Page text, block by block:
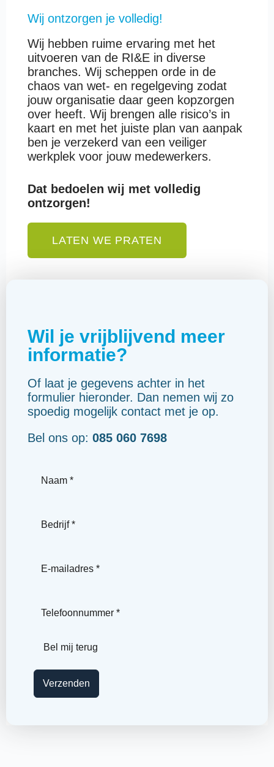
Wij ontzorgen je volledig!
Wij hebben ruime ervaring met het
uitvoeren van de RI&E in diverse
branches. Wij scheppen orde in de
chaos van wet- en regelgeving zodat
jouw organisatie daar geen kopzorgen
over heeft. Wij brengen alle risico’s in
kaart en met het juiste plan van aanpak
ben je verzekerd van een veiliger
werkplek voor jouw medewerkers.
Dat bedoelen wij met volledig
ontzorgen!
LATEN WE PRATEN
Wil je vrijblijvend meer
informatie?
Of laat je gegevens achter in het
formulier hieronder. Dan nemen wij zo
spoedig mogelijk contact met je op.
Bel ons op: 085 060 7698
Bel mij terug
Verzenden